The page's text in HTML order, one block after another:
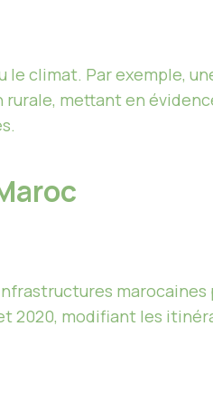
le climat. Par exemple,
mettant en
2020, modifiant les